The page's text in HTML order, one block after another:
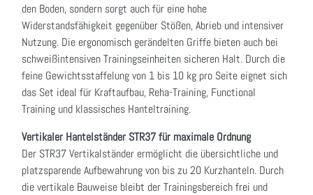
den Boden, sondern sorgt auch für eine hohe
Widerstandsfähigkeit gegenüber Stößen, Abrieb und intensiver
Nutzung. Die ergonomisch gerändelten Griffe bieten auch bei
schweißintensiven Trainingseinheiten sicheren Halt. Durch die
feine Gewichtsstaffelung von 1 bis 10 kg pro Seite eignet sich
das Set ideal für Kraftaufbau, Reha-Training, Functional
Training und klassisches Hanteltraining.
Vertikaler Hantelständer STR37 für maximale Ordnung
Der STR37 Vertikalständer ermöglicht die übersichtliche und
platzsparende Aufbewahrung von bis zu 20 Kurzhanteln. Durch
die vertikale Bauweise bleibt der Trainingsbereich frei und